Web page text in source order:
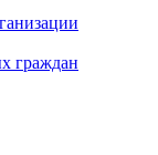
граждан